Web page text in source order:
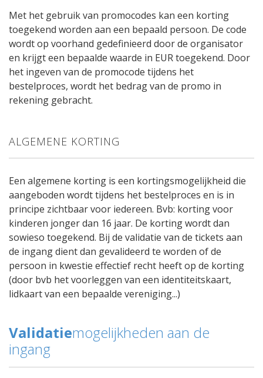
Met het gebruik van promocodes kan een korting
toegekend worden aan een bepaald persoon. De code
wordt op voorhand gedefinieerd door de organisator
en krijgt een bepaalde waarde in EUR toegekend. Door
het ingeven van de promocode tijdens het
bestelproces, wordt het bedrag van de promo in
rekening gebracht.
ALGEMENE KORTING
Een algemene korting is een kortingsmogelijkheid die
aangeboden wordt tijdens het bestelproces en is in
principe zichtbaar voor iedereen. Bvb: korting voor
kinderen jonger dan 16 jaar. De korting wordt dan
sowieso toegekend. Bij de validatie van de tickets aan
de ingang dient dan gevalideerd te worden of de
persoon in kwestie effectief recht heeft op de korting
(door bvb het voorleggen van een identiteitskaart,
lidkaart van een bepaalde vereniging...)
Validatiemogelijkheden aan de
ingang